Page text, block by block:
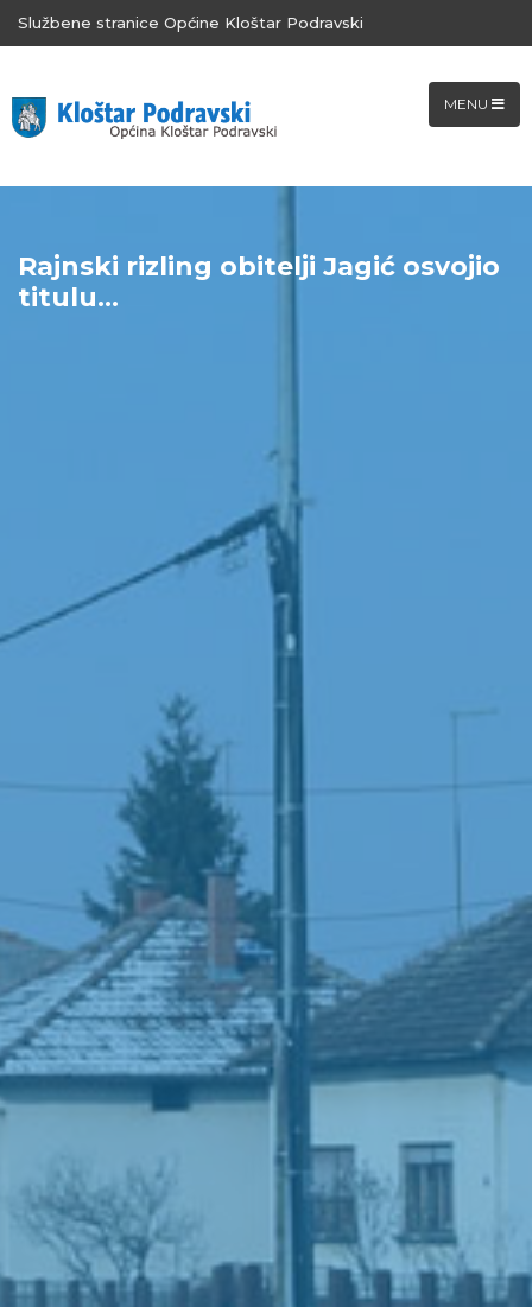
Službene stranice Općine Kloštar Podravski
MENU
Rajnski rizling obitelji Jagić osvojio
titulu...